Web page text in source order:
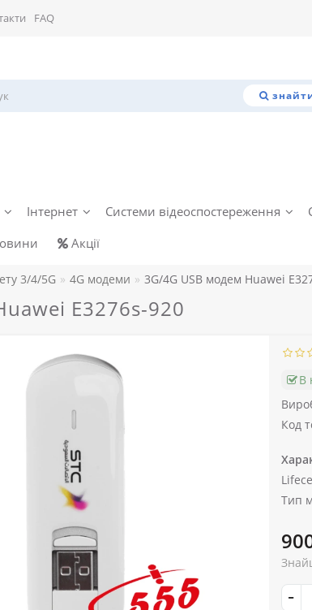
FAQ
Інтернет Системи відеоспостереження
Акції
3/4/5G 4G модеми 3G/4G USB модем Huawei
E3276s-920
В
Код
Тип